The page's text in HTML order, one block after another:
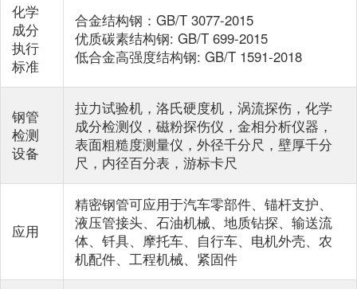
化学
成分
执行
标准
合金结构钢：GB/T 3077-2015
优质碳素结构钢: GB/T 699-2015
低合金高强度结构钢: GB/T 1591-2018
钢管
检测
设备
拉力试验机，洛氏硬度机，涡流探伤，化学
成分检测仪，磁粉探伤仪，金相分析仪器，
表面粗糙度测量仪，外径千分尺，壁厚千分
尺，内径百分表，游标卡尺
应用
精密钢管可应用于汽车零部件、锚杆支护、
液压管接头、石油机械、地质钻探、输送流
体、钎具、摩托车、自行车、电机外壳、农
机配件、工程机械、紧固件